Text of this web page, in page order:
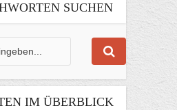
SUCHEN
IM ÜBERBLICK